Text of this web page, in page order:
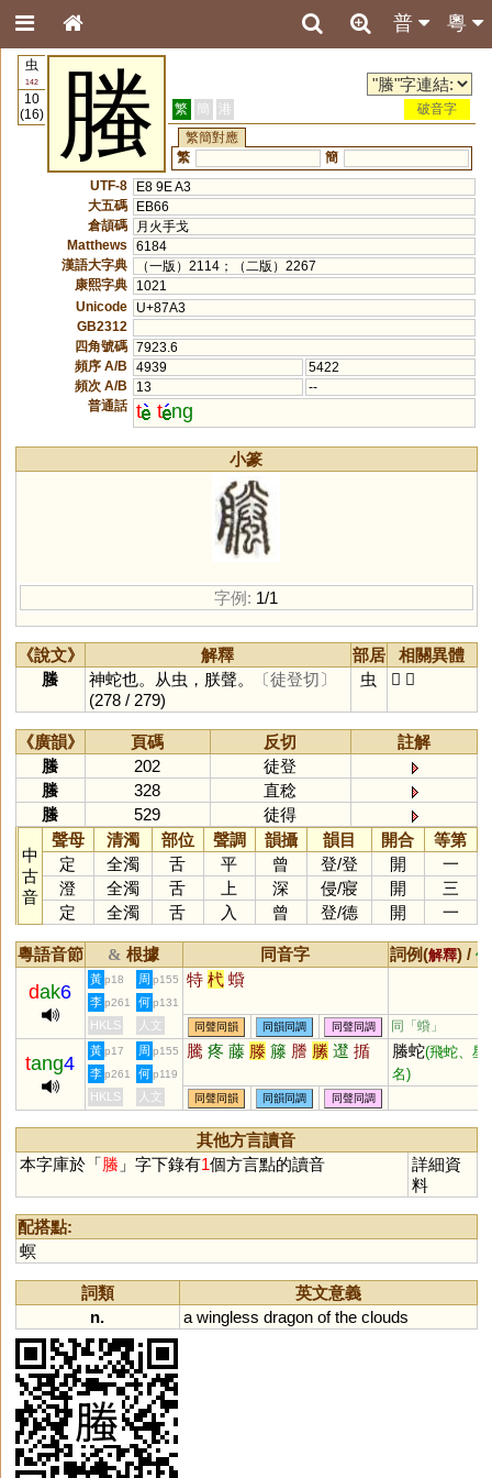
粵
普
虫
142
10
(16)
螣 繁 簡 港
破音字
繁簡對應
繁
簡
UTF-8
E8 9E A3
大五碼
EB66
倉頡碼
月火手戈
Matthews
6184
漢語大字典
（一版）2114；（二版）2267
康熙字典
1021
Unicode
U+87A3
GB2312
四角號碼 7923.6
頻序 A/B
4939
5422
頻次 A/B
13
--
普通話 t t ng
小篆
字例: 1/1
《說文》 解釋 部居
相關異體
螣
神蛇也。从虫，朕聲。
〔徒登切〕
(278 / 279)
虫 𧑥 𦢅
《廣韻》 頁碼 反切
註解
螣
202
徒登
螣
328
直稔
螣
529 徒得
中
古
音
聲母 清濁 部位 聲調 韻攝 韻目 開合
等第
定
全濁 舌 平 曾 登/登 開
一
澄
全濁 舌 上 深 侵/寢 開
三
定
全濁 舌 入 曾 登/德 開 一
粵語音節 & 根據 同音字 詞例(解釋) /
dak6
黃 p18 周 p155 特 杙 蟘
李 p261 何 p131
HKLS 人文 同聲同韻 同韻同調 同聲同調 同「蟘 」
tang4
黃 p17 周 p155 騰 疼 藤 滕 籐 謄 縢 邆 揗 螣蛇(飛蛇、星
名)
李 p261 何 p119
HKLS 人文 同聲同韻 同韻同調 同聲同調
其他方言讀音
本字庫於「螣 」字下錄有1個方言點的讀音
詳細資
料
配搭點:
螟
詞類
英文意義
n.
a wingless dragon of the clouds